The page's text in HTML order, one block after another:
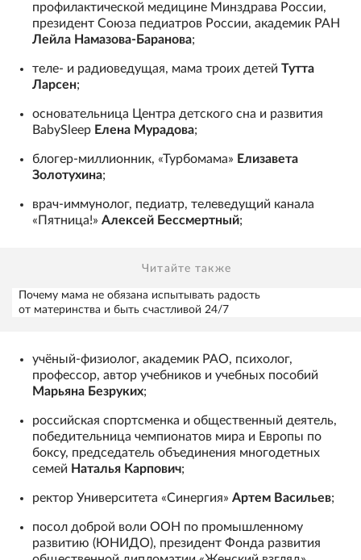
профилактической медицине Минздрава России,
президент Союза педиатров России, академик РАН
Лейла Намазова-Баранова;
теле- и радиоведущая, мама троих детей Тутта
Ларсен;
основательница Центра детского сна и развития
BabySleep Елена Мурадова;
блогер-миллионник, «Турбомама» Елизавета
Золотухина;
врач-иммунолог, педиатр, телеведущий канала
«Пятница!» Алексей Бессмертный;
Читайте также
Почему мама не обязана испытывать радость
от материнства и быть счастливой 24/7
учёный-физиолог, академик РАО, психолог,
профессор, автор учебников и учебных пособий
Марьяна Безруких;
российская спортсменка и общественный деятель,
победительница чемпионатов мира и Европы по
боксу, председатель объединения многодетных
семей Наталья Карпович;
ректор Университета «Синергия» Артем Васильев;
посол доброй воли ООН по промышленному
развитию (ЮНИДО), президент Фонда развития